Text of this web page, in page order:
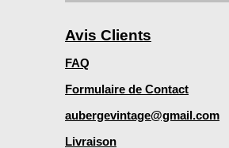
Avis Clients
FAQ
Formulaire de Contact
aubergevintage@gmail.com
Livraison